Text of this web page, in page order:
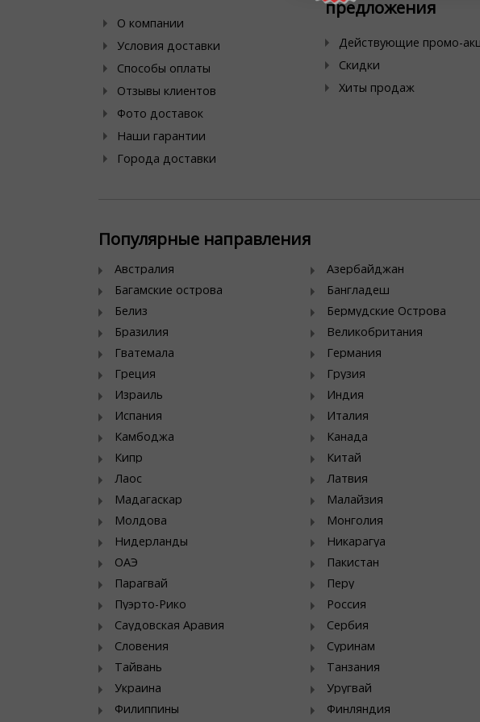
О компании
Условия доставки
Способы оплаты
Отзывы клиентов
Фото доставок
Наши гарантии
Города доставки
предложения
Действующие промо-
Скидки
Хиты продаж
Популярные направления
Австралия Азербайджан
Багамские острова
Бангладеш
Белиз
Бермудские Острова
Бразилия
Великобритания
Гватемала
Германия
Греция
Грузия
Израиль
Индия
Испания
Италия
Камбоджа
Канада
Кипр
Китай
Лаос
Латвия
Мадагаскар
Малайзия
Молдова
Монголия
Нидерланды
Никарагуа
ОАЭ
Пакистан
Парагвай
Перу
Пуэрто-Рико
Россия
Саудовская Аравия
Сербия
Словения
Суринам
Тайвань
Танзания
Украина
Уругвай
Филиппины
Финляндия